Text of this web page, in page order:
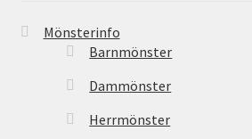
Mönsterinfo
Barnmönster
Dammönster
Herrmönster